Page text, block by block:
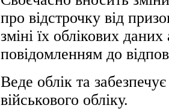
про відстрочку від
зміні їх облікових
повідомленням до
Веде облік та
військового обліку.